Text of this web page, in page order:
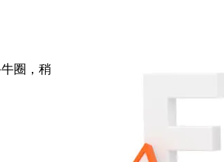
圈，稍